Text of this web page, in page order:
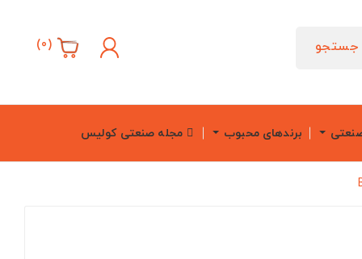
جستجو (
0
)
برندهای محبوب مجله صنعتی کولیس